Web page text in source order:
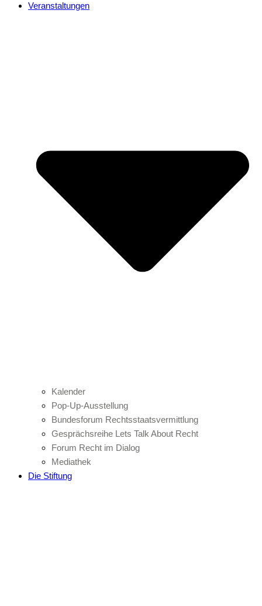
Veranstaltungen
Kalender
Pop-Up-Ausstellung
Bundesforum Rechtsstaatsvermittlung
Gesprächsreihe Lets Talk About Recht
Forum Recht im Dialog
Mediathek
Die Stiftung